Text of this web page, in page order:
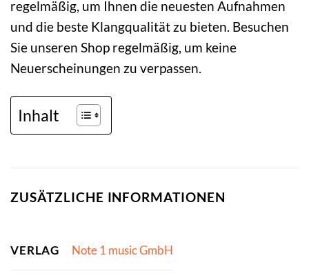
regelmäßig, um Ihnen die neuesten Aufnahmen
und die beste Klangqualität zu bieten. Besuchen
Sie unseren Shop regelmäßig, um keine
Neuerscheinungen zu verpassen.
Inhalt
ZUSÄTZLICHE INFORMATIONEN
VERLAG Note 1 music GmbH